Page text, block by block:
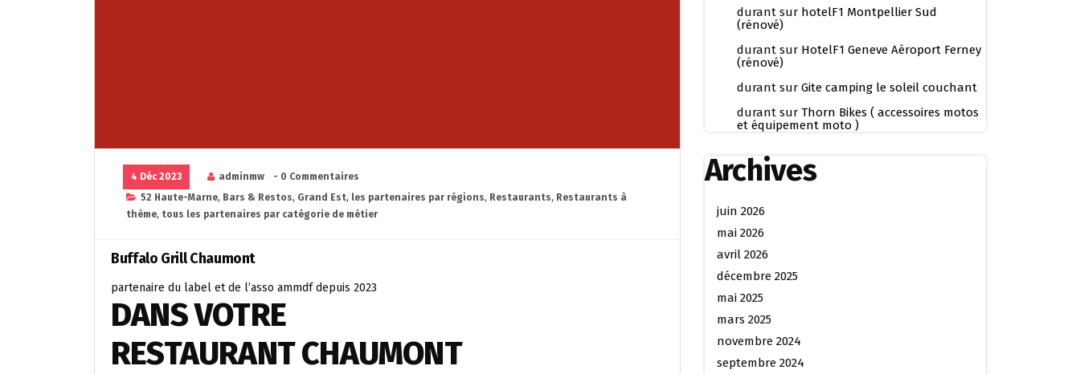
4 Déc 2023 adminmw
- 0 Commentaires
52 Haute-Marne, Bars & Restos, Grand Est, les partenaires par régions, Restaurants, Restaurants à
thème, tous les partenaires par catégorie de métier
Buffalo Grill Chaumont
partenaire du label et de l’asso ammdf depuis 2023
DANS VOTRE
RESTAURANT CHAUMONT
durant sur hotelF1 Montpellier Sud
(rénové)
durant sur HotelF1 Geneve Aéroport Ferney
(rénové)
durant sur Gite camping le soleil couchant
durant sur Thorn Bikes ( accessoires motos
et équipement moto )
Archives
juin 2026
mai 2026
avril 2026
décembre 2025
mai 2025
mars 2025
novembre 2024
septembre 2024